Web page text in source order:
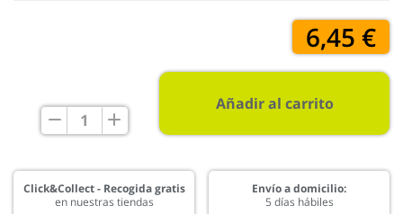
6,45 €
Añadir al carrito
Click&Collect - Recogida gratis
en nuestras tiendas
Envío a domicilio:
5 días hábiles